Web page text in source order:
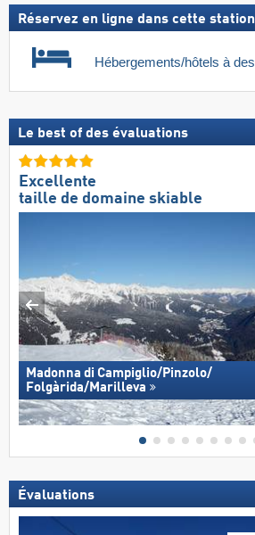
Réservez en ligne dans cette station
Hébergements/hôtels à
Le best of des évaluations
Excellente
taille de domaine skiable
Madonna di Campiglio/​Pinzolo/​
Folgàrida/​Marilleva
Évaluations